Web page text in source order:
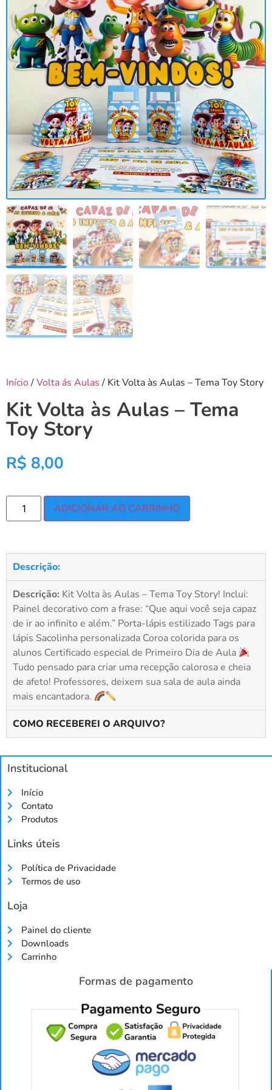
Início/Volta ás Aulas / Kit Volta às Aulas – Tema Toy Story
Kit Volta às Aulas – Tema
Toy Story
R$ 8,00
ADICIONAR AO CARRINHO
Descrição:
Descrição: Kit Volta às Aulas – Tema Toy Story! Inclui:
Painel decorativo com a frase: “Que aqui você seja capaz
de ir ao infinito e além.” Porta-lápis estilizado Tags para
lápis Sacolinha personalizada Coroa colorida para os
alunos Certificado especial de Primeiro Dia de Aula
Tudo pensado para criar uma recepção calorosa e cheia
de afeto! Professores, deixem sua sala de aula ainda
mais encantadora.
COMO RECEBEREI O ARQUIVO?
Institucional
Início
Contato
Produtos
Links úteis
Política de Privacidade
Termos de uso
Loja
Painel do cliente
Downloads
Carrinho
Formas de pagamento